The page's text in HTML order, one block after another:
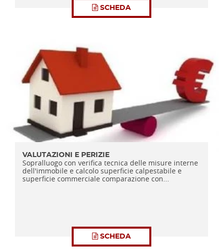
SCHEDA
VALUTAZIONI E PERIZIE
Sopralluogo con verifica tecnica delle misure interne
dell'immobile e calcolo superficie calpestabile e
superficie commerciale comparazione con...
SCHEDA